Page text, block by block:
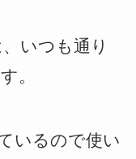
いつも通り
。
いるので使い